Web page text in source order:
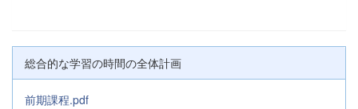
総合的な学習の時間の全体計画
前期課程.pdf